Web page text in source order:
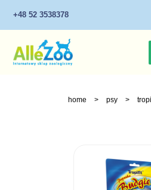
+48 52 3538378
home > psy >